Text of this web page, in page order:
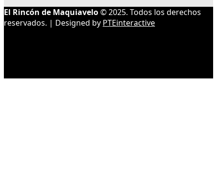
El Rincón de Maquiavelo© 2025. Todos los derechos
reservados. | Designed by PTEinteractive